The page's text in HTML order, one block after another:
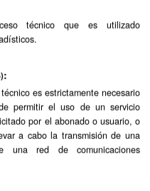
del municipio de
y mantenida por
con la financiación
Tijarafe
del municipio de
y mantenida por el
con la financiación
técnico que es utilizado
es estrictamente necesario
permitir el uso de un servicio
por el abonado o usuario, o
a cabo la transmisión de una
una red de comunicaciones